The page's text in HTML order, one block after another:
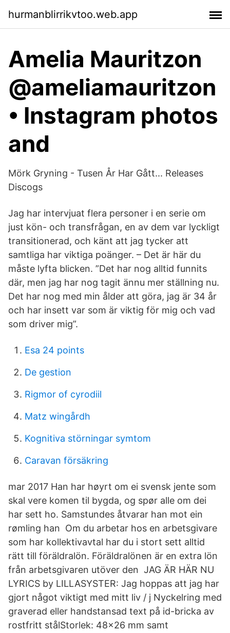
hurmanblirrikvtoo.web.app
Amelia Mauritzon
@ameliamauritzon
• Instagram photos
and
Mörk Gryning - Tusen År Har Gått... Releases
Discogs
Jag har intervjuat flera personer i en serie om
just kön- och transfrågan, en av dem var lyckligt
transitionerad, och känt att jag tycker att
samtliga har viktiga poänger. – Det är här du
måste lyfta blicken. ”Det har nog alltid funnits
där, men jag har nog tagit ännu mer ställning nu.
Det har nog med min ålder att göra, jag är 34 år
och har insett var som är viktig för mig och vad
som driver mig”.
Esa 24 points
De gestion
Rigmor of cyrodiil
Matz wingårdh
Kognitiva störningar symtom
Caravan försäkring
mar 2017 Han har høyrt om ei svensk jente som
skal vere komen til bygda, og spør alle om dei
har sett ho. Samstundes åtvarar han mot ein
rømling han Om du arbetar hos en arbetsgivare
som har kollektivavtal har du i stort sett alltid
rätt till föräldralön. Föräldralönen är en extra lön
från arbetsgivaren utöver den JAG ÄR HÄR NU
LYRICS by LILLASYSTER: Jag hoppas att jag har
gjort något viktigt med mitt liv / j Nyckelring med
graverad eller handstansad text på id-bricka av
rostfritt stålStorlek: 48x26 mm samt